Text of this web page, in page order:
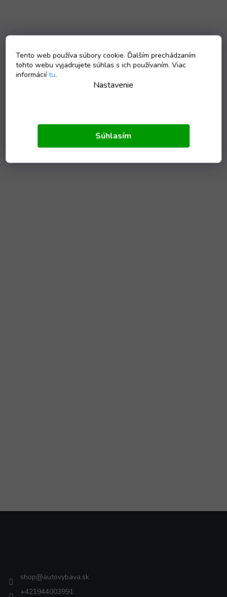
Tento web používa súbory cookie. Ďalším prechádzaním
tohto webu vyjadrujete súhlas s ich používaním. Viac
informáciítu.
Nastavenie
Súhlasím
shop@autovybava.sk
+421944003991